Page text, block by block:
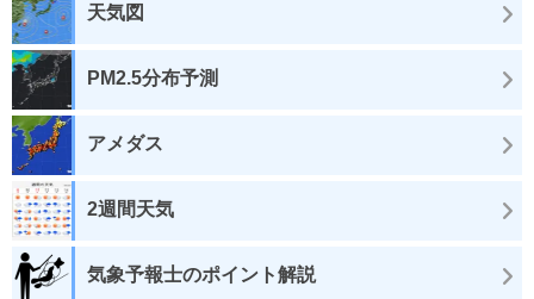
天気図
PM2.5分布予測
アメダス
2週間天気
気象予報士のポイント解説